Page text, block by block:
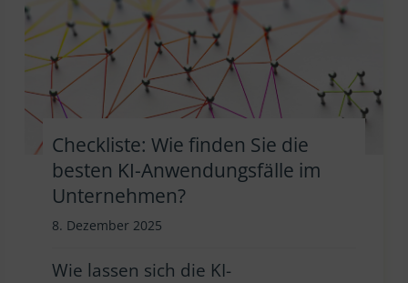
Checkliste: Wie finden Sie die
besten KI-Anwendungsfälle im
Unternehmen?
8. Dezember 2025
Wie lassen sich die KI-